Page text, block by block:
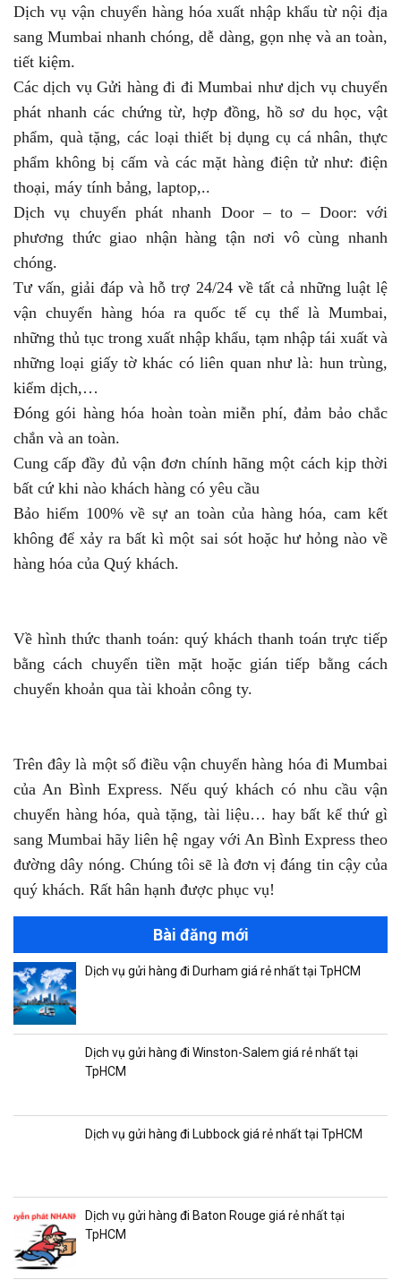
Dịch vụ vận chuyển hàng hóa xuất nhập khẩu từ nội địa
sang Mumbai nhanh chóng, dễ dàng, gọn nhẹ và an toàn,
tiết kiệm.
Các dịch vụ Gửi hàng đi đi Mumbai như dịch vụ chuyển
phát nhanh các chứng từ, hợp đồng, hồ sơ du học, vật
phẩm, quà tặng, các loại thiết bị dụng cụ cá nhân, thực
phẩm không bị cấm và các mặt hàng điện tử như: điện
thoại, máy tính bảng, laptop,..
Dịch vụ chuyển phát nhanh Door – to – Door: với
phương thức giao nhận hàng tận nơi vô cùng nhanh
chóng.
Tư vấn, giải đáp và hỗ trợ 24/24 về tất cả những luật lệ
vận chuyển hàng hóa ra quốc tế cụ thể là Mumbai,
những thủ tục trong xuất nhập khẩu, tạm nhập tái xuất và
những loại giấy tờ khác có liên quan như là: hun trùng,
kiểm dịch,…
Đóng gói hàng hóa hoàn toàn miễn phí, đảm bảo chắc
chắn và an toàn.
Cung cấp đầy đủ vận đơn chính hãng một cách kịp thời
bất cứ khi nào khách hàng có yêu cầu
Bảo hiểm 100% về sự an toàn của hàng hóa, cam kết
không để xảy ra bất kì một sai sót hoặc hư hỏng nào về
hàng hóa của Quý khách.
Về hình thức thanh toán: quý khách thanh toán trực tiếp
bằng cách chuyển tiền mặt hoặc gián tiếp bằng cách
chuyển khoản qua tài khoản công ty.
Trên đây là một số điều vận chuyển hàng hóa đi Mumbai
của An Bình Express. Nếu quý khách có nhu cầu vận
chuyển hàng hóa, quà tặng, tài liệu… hay bất kể thứ gì
sang Mumbai hãy liên hệ ngay với An Bình Express theo
đường dây nóng. Chúng tôi sẽ là đơn vị đáng tin cậy của
quý khách. Rất hân hạnh được phục vụ!
Bài đăng mới
Dịch vụ gửi hàng đi Durham giá rẻ nhất tại TpHCM
Dịch vụ gửi hàng đi Winston-Salem giá rẻ nhất tại
TpHCM
Dịch vụ gửi hàng đi Lubbock giá rẻ nhất tại TpHCM
Dịch vụ gửi hàng đi Baton Rouge giá rẻ nhất tại
TpHCM